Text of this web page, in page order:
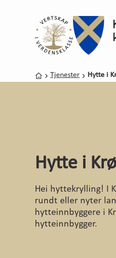
Du er her:
Hjem
Tjenester Hytte i
Hytte i
Hei hyttekrylling! I
rundt eller nyter
hytteinnbyggere i
hytteinnbygger.